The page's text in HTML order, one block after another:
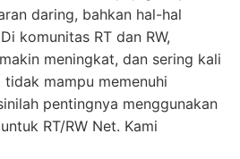
daring, bahkan hal-hal
komunitas RT dan RW,
meningkat, dan sering kali
mampu memenuhi
pentingnya menggunakan
RT/RW Net. Kami